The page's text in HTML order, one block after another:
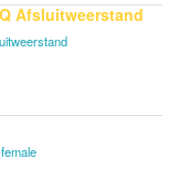
Afsluitweerstand